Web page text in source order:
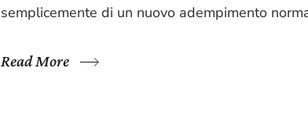
semplicemente di un nuovo adempimento
Read More